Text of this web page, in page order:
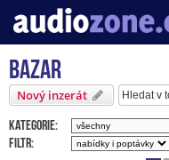
Server o digitálním zpracování
Bazar
Nový inzerát
Kategorie:
Filtr: